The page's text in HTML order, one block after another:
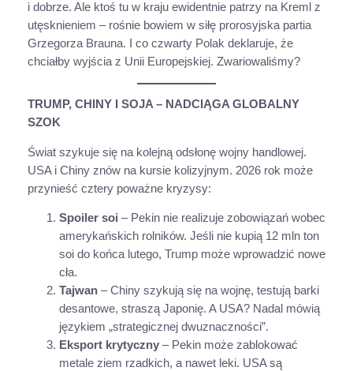
i dobrze. Ale ktoś tu w kraju ewidentnie patrzy na Kreml z
utęsknieniem – rośnie bowiem w siłę prorosyjska partia
Grzegorza Brauna. I co czwarty Polak deklaruje, że
chciałby wyjścia z Unii Europejskiej. Zwariowaliśmy?
TRUMP, CHINY I SOJA – NADCIĄGA GLOBALNY
SZOK
Świat szykuje się na kolejną odsłonę wojny handlowej.
USA i Chiny znów na kursie kolizyjnym. 2026 rok może
przynieść cztery poważne kryzysy:
Spoiler soi – Pekin nie realizuje zobowiązań wobec
amerykańskich rolników. Jeśli nie kupią 12 mln ton
soi do końca lutego, Trump może wprowadzić nowe
cła.
Tajwan– Chiny szykują się na wojnę, testują barki
desantowe, straszą Japonię. A USA? Nadal mówią
językiem „strategicznej dwuznaczności”.
Eksport krytyczny– Pekin może zablokować
metale ziem rzadkich, a nawet leki. USA są